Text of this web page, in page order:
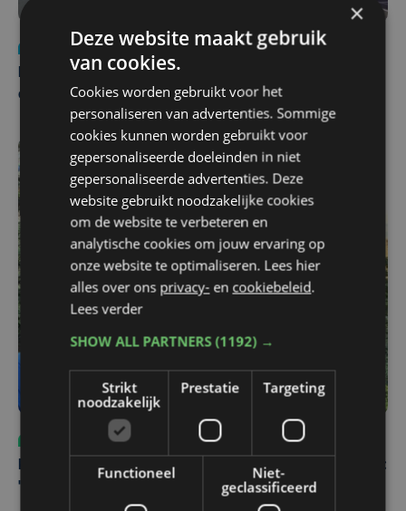
Nieuws
za 1 augustus | 22:36
Belgisch Solar Team met West-Vlamingen wint voor
eerst in VS
do 30 juli | 17:04
Karel Sabbe hervat recordpoging na ziekenhuisbezoek:
"Blij dat we niet hebben moeten stoppen"
×
Deze website maakt gebruik
van cookies.
Cookies worden gebruikt voor het
personaliseren van advertenties. Sommige
cookies kunnen worden gebruikt voor
gepersonaliseerde doeleinden in niet
gepersonaliseerde advertenties. Deze
website gebruikt noodzakelijke cookies
om de website te verbeteren en
analytische cookies om jouw ervaring op
onze website te optimaliseren. Lees hier
alles over ons privacy- en cookiebeleid.
Lees verder
SHOW ALL PARTNERS(1192) →
Strikt
noodzakelijk
Prestatie Targeting
Functioneel
Niet-
geclassificeerd